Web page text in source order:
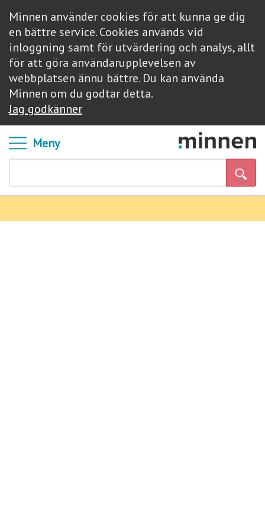
Minnen använder cookies för att kunna ge dig
en bättre service. Cookies används vid
inloggning samt för utvärdering och analys, allt
för att göra användarupplevelsen av
webbplatsen ännu bättre. Du kan använda
Minnen om du godtar detta.
Jag godkänner
Meny